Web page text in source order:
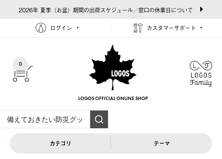
2026年 夏季（お盆）期間の出荷スケジュール／窓口の休業日について
ログイン カスタマーサポート
0
LOGOS OFFICIAL ONLINE SHOP
カテゴリ テーマ